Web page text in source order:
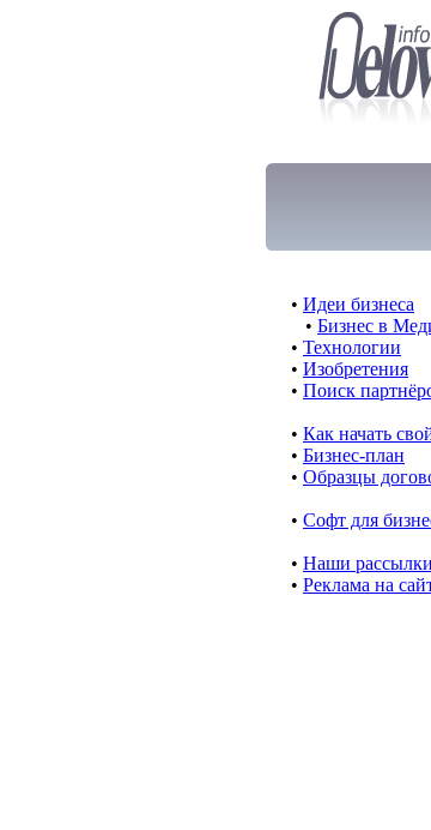
• Идеи бизнеса
• Бизнес в
• Технологии
• Изобретения
• Поиск
• Как начать
• Бизнес-план
• Образцы
• Cофт для
• Наши рассылки
• Реклама на